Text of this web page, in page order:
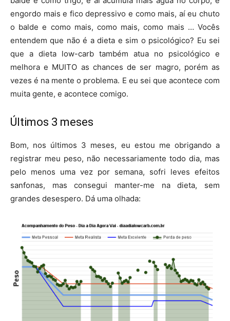
engordo mais e fico depressivo e como mais, aí eu chuto
o balde e como mais, como mais, como mais … Vocês
entendem que não é a dieta e sim o psicológico? Eu sei
que a dieta low-carb também atua no psicológico e
melhora e MUITO as chances de ser magro, porém as
vezes é na mente o problema. E eu sei que acontece com
muita gente, e acontece comigo.
Últimos 3 meses
Bom, nos últimos 3 meses, eu estou me obrigando a
registrar meu peso, não necessariamente todo dia, mas
pelo menos uma vez por semana, sofri leves efeitos
sanfonas, mas consegui manter-me na dieta, sem
grandes desespero. Dá uma olhada: